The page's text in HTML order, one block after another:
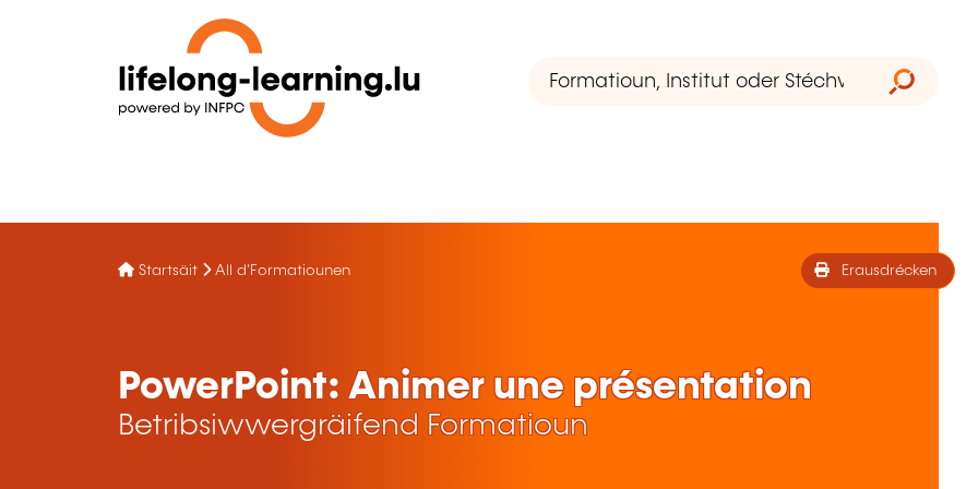
Startsäit All d'Formatiounen Erausdrécken
PowerPoint: Animer une présentation
Betribsiwwergräifend Formatioun